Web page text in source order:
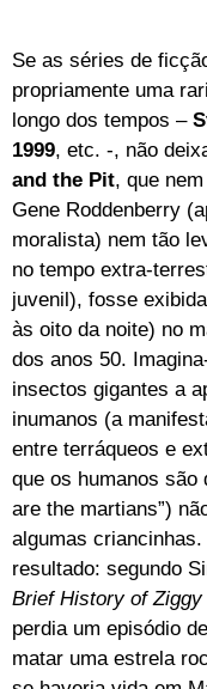
Se as séries de
propriamente uma
longo dos tempos –
1999, etc. -, não
and the Pit, que
Gene Roddenberry
moralista) nem tão
no tempo extra-
juvenil), fosse
às oito da noite) no
dos anos 50.
insectos gigantes a
inumanos (a
entre terráqueos e
que os humanos são
are the martians”)
algumas
resultado: segundo
Brief History of
perdia um episódio de
matar uma estrela